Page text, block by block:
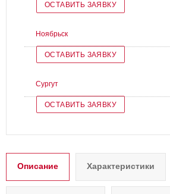
ОСТАВИТЬ ЗАЯВКУ
Ноябрьск
ОСТАВИТЬ ЗАЯВКУ
Сургут
ОСТАВИТЬ ЗАЯВКУ
Описание Характеристики